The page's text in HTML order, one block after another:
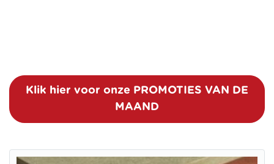
Klik hier voor onze PROMOTIES VAN DE
MAAND